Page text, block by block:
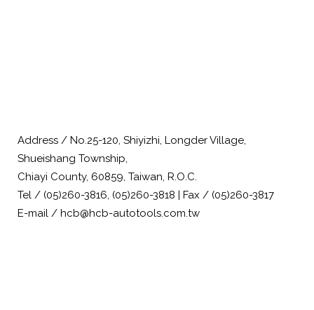
Address / No.25-120, Shiyizhi, Longder Village,
Shueishang Township,
Chiayi County, 60859, Taiwan, R.O.C.
Tel / (05)260-3816, (05)260-3818 | Fax / (05)260-3817
E-mail / hcb@hcb-autotools.com.tw